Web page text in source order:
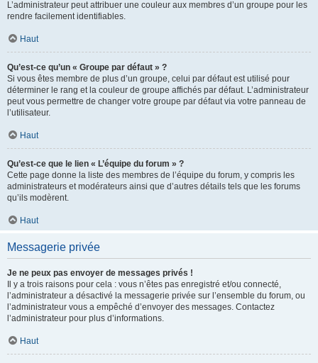
L’administrateur peut attribuer une couleur aux membres d’un groupe pour les
rendre facilement identifiables.
Haut
Qu’est-ce qu’un « Groupe par défaut » ?
Si vous êtes membre de plus d’un groupe, celui par défaut est utilisé pour
déterminer le rang et la couleur de groupe affichés par défaut. L’administrateur
peut vous permettre de changer votre groupe par défaut via votre panneau de
l’utilisateur.
Haut
Qu’est-ce que le lien « L’équipe du forum » ?
Cette page donne la liste des membres de l’équipe du forum, y compris les
administrateurs et modérateurs ainsi que d’autres détails tels que les forums
qu’ils modèrent.
Haut
Messagerie privée
Je ne peux pas envoyer de messages privés !
Il y a trois raisons pour cela : vous n’êtes pas enregistré et/ou connecté,
l’administrateur a désactivé la messagerie privée sur l’ensemble du forum, ou
l’administrateur vous a empêché d’envoyer des messages. Contactez
l’administrateur pour plus d’informations.
Haut